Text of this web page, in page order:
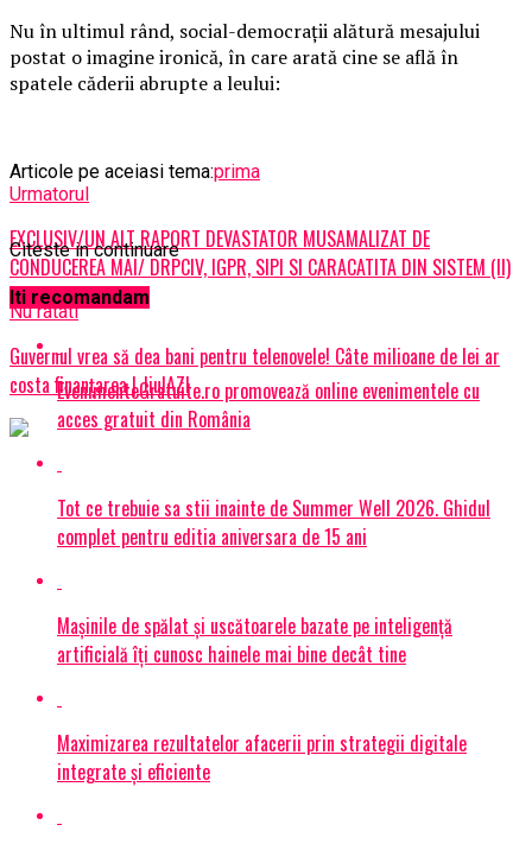
Nu în ultimul rând, social-democraţii alătură mesajului
postat o imagine ironică, în care arată cine se află în
spatele căderii abrupte a leului:
Articole pe aceiasi tema:prima
Urmatorul
EXCLUSIV/UN ALT RAPORT DEVASTATOR MUSAMALIZAT DE
CONDUCEREA MAI/ DRPCIV, IGPR, SIPI SI CARACATITA DIN SISTEM (II)
Nu ratati
Guvernul vrea să dea bani pentru telenovele! Câte milioane de lei ar
costa finanțarea | JiulAZI
Citeste in continuare
Iti recomandam
EvenimenteGratuite.ro promovează online evenimentele cu
acces gratuit din România
Tot ce trebuie sa stii inainte de Summer Well 2026. Ghidul
complet pentru editia aniversara de 15 ani
Mașinile de spălat și uscătoarele bazate pe inteligență
artificială îți cunosc hainele mai bine decât tine
Maximizarea rezultatelor afacerii prin strategii digitale
integrate și eficiente